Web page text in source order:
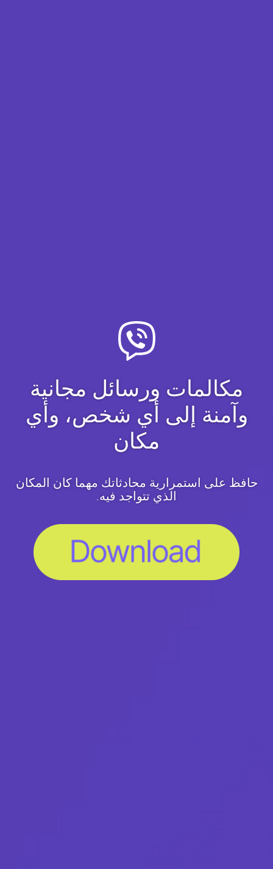
مكالمات ورسائل مجانية
وآمنة إلى أي شخص، وأي
مكان
حافظ على استمرارية محادثاتك مهما كان المكان
الذي تتواجد فيه.